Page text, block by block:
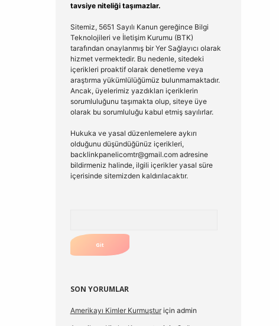
tavsiye niteliği taşımazlar.
Sitemiz, 5651 Sayılı Kanun gereğince Bilgi
Teknolojileri ve İletişim Kurumu (BTK)
tarafından onaylanmış bir Yer Sağlayıcı olarak
hizmet vermektedir. Bu nedenle, sitedeki
içerikleri proaktif olarak denetleme veya
araştırma yükümlülüğümüz bulunmamaktadır.
Ancak, üyelerimiz yazdıkları içeriklerin
sorumluluğunu taşımakta olup, siteye üye
olarak bu sorumluluğu kabul etmiş sayılırlar.
Hukuka ve yasal düzenlemelere aykırı
olduğunu düşündüğünüz içerikleri,
backlinkpanelicomtr@gmail.comadresine
bildirmeniz halinde, ilgili içerikler yasal süre
içerisinde sitemizden kaldırılacaktır.
SON YORUMLAR
Amerikayı Kimler Kurmuşturiçin admin